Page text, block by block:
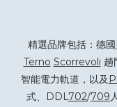
精選品牌包括：德國
Terno Scorrevoli 趟
智能電力軌道，以及
式、DDL702/709